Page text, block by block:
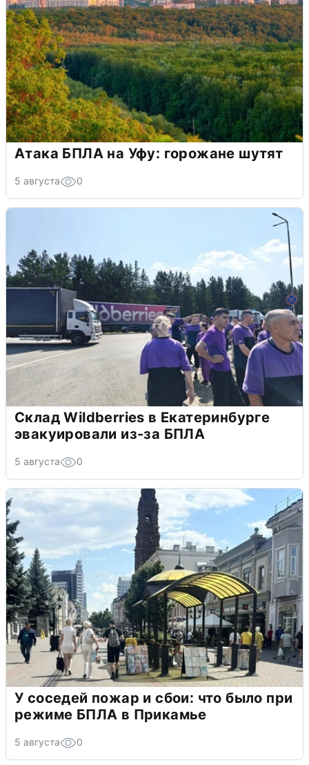
Атака БПЛА на Уфу: горожане шутят
5 августа 0
Склад Wildberries в Екатеринбурге
эвакуировали из-за БПЛА
5 августа 0
У соседей пожар и сбои: что было при
режиме БПЛА в Прикамье
5 августа 0